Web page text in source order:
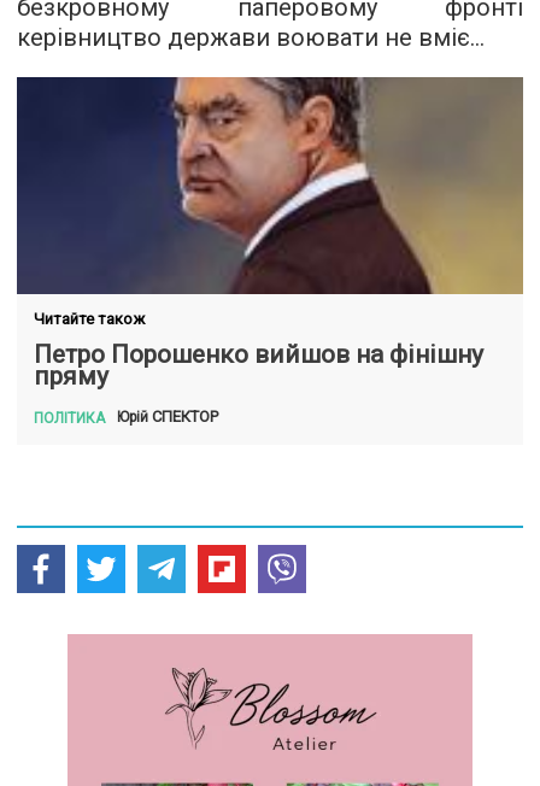
безкровному паперовому фронті
керівництво держави воювати не вміє...
Читайте також
Петро Порошенко вийшов на фінішну
пряму
ПОЛІТИКА Юрій СПЕКТОР